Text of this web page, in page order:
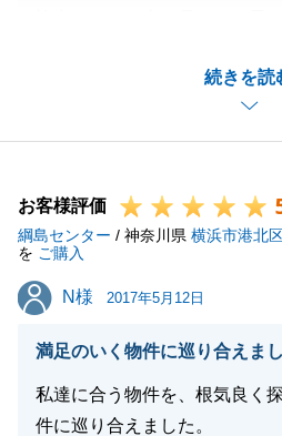
続きを読
頂いたり、お仕事終わりにお
たりと度重なるご協力ありが
また、今後何かご相談やご要
この度は誠にありがとうござい
お客様評価
綱島センター / 神奈川県 横浜市港北
を ご購入
N様
N様 2017年5月12日
満足のいく物件に巡り合えま
私達に合う物件を、根気良く
件に巡り合えました。